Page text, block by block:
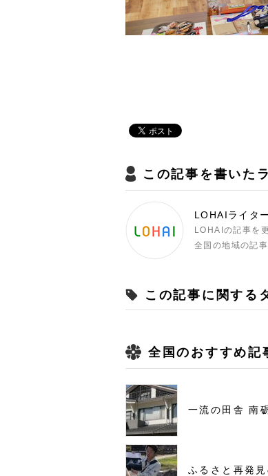
この記事を書いた
LOHAIライター
LOHAIの記事を
全国の地域の記
この記事に関する
全国のおすすめ記
一流の田舎 南
ふるさと再発見